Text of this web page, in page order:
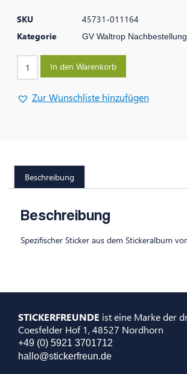
SKU
45731-011164
Kategorie
GV Waltrop Nachbestellung
In den Warenkorb
Zur Wunschliste hinzufügen
Beschreibung
Beschreibung
Spezifischer Sticker aus dem Stickeralbum
STICKERFREUNDE ist eine Marke der
Coesfelder Hof 1, 48527 Nordhorn
+49 (0) 5921 3701712
hallo@stickerfreun.de